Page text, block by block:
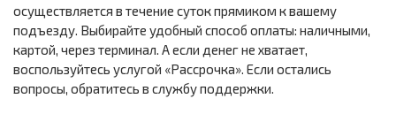
осуществляется в течение суток прямиком к вашему
подъезду. Выбирайте удобный способ оплаты: наличными,
картой, через терминал. А если денег не хватает,
воспользуйтесь услугой «Рассрочка». Если остались
вопросы, обратитесь в службу поддержки.